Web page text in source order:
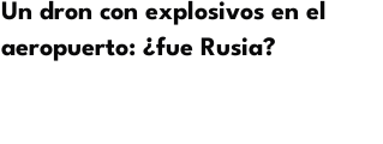
Un dron con explosivos en el
aeropuerto: ¿fue Rusia?